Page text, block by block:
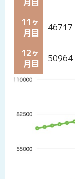
11ヶ
月目
46717
12ヶ
月目
50964